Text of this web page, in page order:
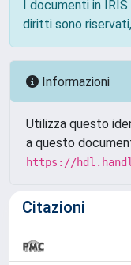
I documenti in
diritti sono
Informazioni
Utilizza questo
a questo
https://
Citazioni